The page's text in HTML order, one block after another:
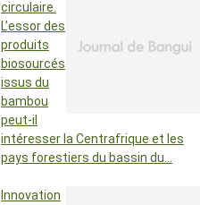
circulaire.
L’essor des
produits
biosourcés
issus du
bambou
peut-il
intéresser la Centrafrique et les
pays forestiers du bassin du…
Innovation